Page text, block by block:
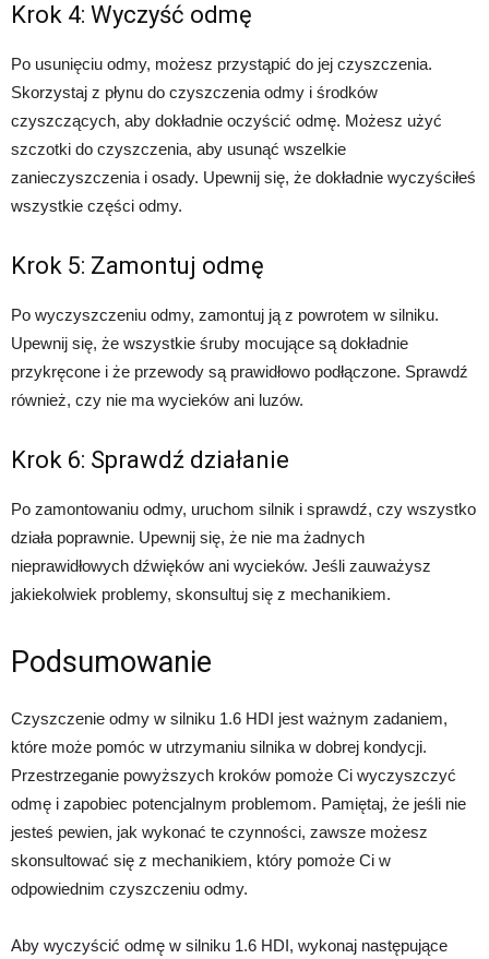
Krok 4: Wyczyść odmę
Po usunięciu odmy, możesz przystąpić do jej czyszczenia.
Skorzystaj z płynu do czyszczenia odmy i środków
czyszczących, aby dokładnie oczyścić odmę. Możesz użyć
szczotki do czyszczenia, aby usunąć wszelkie
zanieczyszczenia i osady. Upewnij się, że dokładnie wyczyściłeś
wszystkie części odmy.
Krok 5: Zamontuj odmę
Po wyczyszczeniu odmy, zamontuj ją z powrotem w silniku.
Upewnij się, że wszystkie śruby mocujące są dokładnie
przykręcone i że przewody są prawidłowo podłączone. Sprawdź
również, czy nie ma wycieków ani luzów.
Krok 6: Sprawdź działanie
Po zamontowaniu odmy, uruchom silnik i sprawdź, czy wszystko
działa poprawnie. Upewnij się, że nie ma żadnych
nieprawidłowych dźwięków ani wycieków. Jeśli zauważysz
jakiekolwiek problemy, skonsultuj się z mechanikiem.
Podsumowanie
Czyszczenie odmy w silniku 1.6 HDI jest ważnym zadaniem,
które może pomóc w utrzymaniu silnika w dobrej kondycji.
Przestrzeganie powyższych kroków pomoże Ci wyczyszczyć
odmę i zapobiec potencjalnym problemom. Pamiętaj, że jeśli nie
jesteś pewien, jak wykonać te czynności, zawsze możesz
skonsultować się z mechanikiem, który pomoże Ci w
odpowiednim czyszczeniu odmy.
Aby wyczyścić odmę w silniku 1.6 HDI, wykonaj następujące